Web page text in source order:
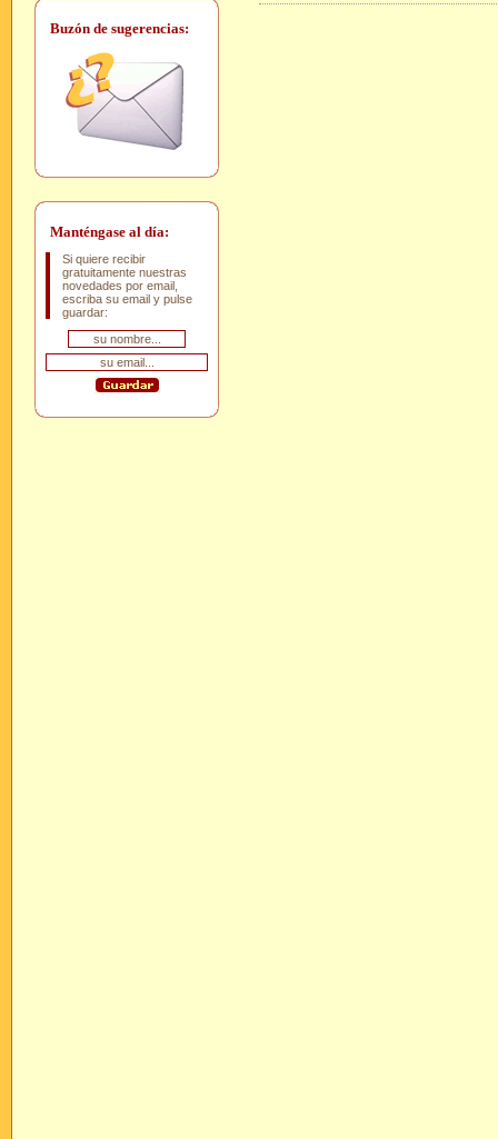
Buzón de sugerencias:
Manténgase al día:
Si quiere recibir
gratuitamente nuestras
novedades por email,
escriba su email y pulse
guardar: